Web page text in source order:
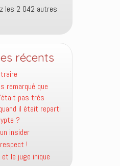
les 2 042 autres
récents
remarqué que
pas très
il était reparti
?
insider
!
et le juge inique